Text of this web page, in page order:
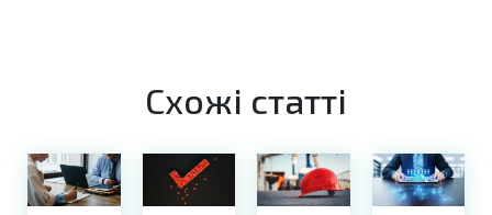
Схожі статті